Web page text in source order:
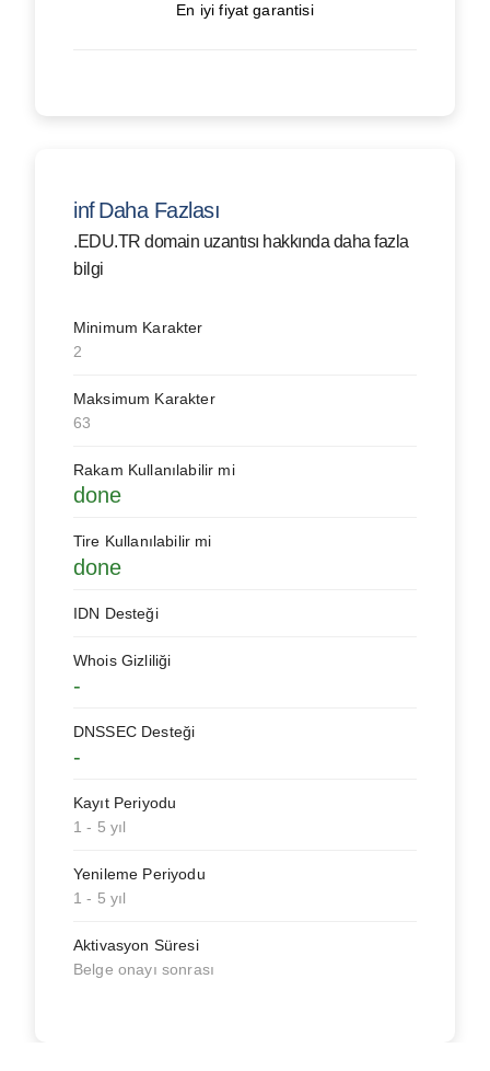
En iyi fiyat garantisi
infoDaha Fazlası
.EDU.TR domain uzantısı hakkında daha fazla
bilgi
Minimum Karakter
2
Maksimum Karakter
63
Rakam Kullanılabilir mi
done
Tire Kullanılabilir mi
done
IDN Desteği
Whois Gizliliği
-
DNSSEC Desteği
-
Kayıt Periyodu
1 - 5 yıl
Yenileme Periyodu
1 - 5 yıl
Aktivasyon Süresi
Belge onayı sonrası